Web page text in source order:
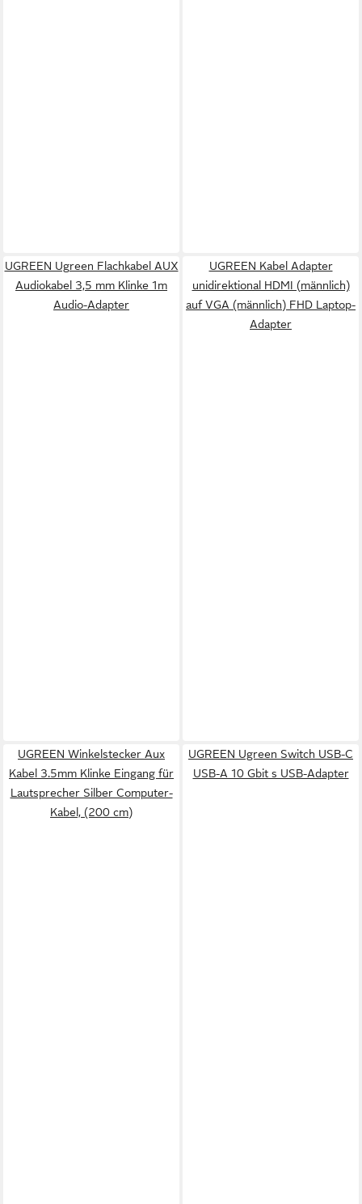
UGREEN Ugreen Flachkabel AUX
Audiokabel 3,5 mm Klinke 1m
Audio-Adapter
UGREEN Kabel Adapter
unidirektional HDMI (männlich)
auf VGA (männlich) FHD Laptop-
Adapter
UGREEN Winkelstecker Aux
Kabel 3.5mm Klinke Eingang für
Lautsprecher Silber Computer-
Kabel, (200 cm)
UGREEN Ugreen Switch USB-C
USB-A 10 Gbit s USB-Adapter